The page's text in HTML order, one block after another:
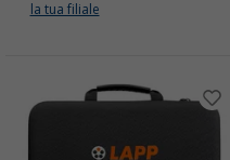
la tua filiale